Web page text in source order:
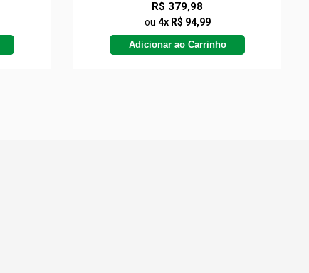
R$ 379,98
ou 4x R$ 94,99
Adicionar ao Carrinho